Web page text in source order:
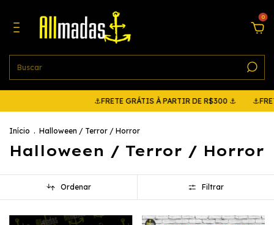
0
⚓FRETE GRÁTIS À PARTIR DE R$300 ⚓ ⚓FRETE
Início . Halloween / Terror / Horror
Halloween / Terror / Horror
Ordenar Filtrar